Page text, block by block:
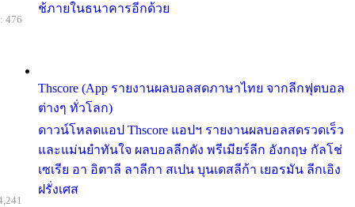
ช้ภายในธนาคารอีกด้วย
Thscore (App รายงานผลบอลสดภาษาไทย จากลีกฟุตบอล
ต่างๆ ทั่วโลก)
ดาวน์โหลดแอป Thscore แอปฯ รายงานผลบอลสดรวดเร็ว
และแม่นยำทันใจ ผลบอลลีกดัง พรีเมียร์ลีก อังกฤษ กัลโช่
เซเรีย อา อิตาลี ลาลีกา สเปน บุนเดสลีก้า เยอรมัน ลีกเอิง
ฝรั่งเศส
476